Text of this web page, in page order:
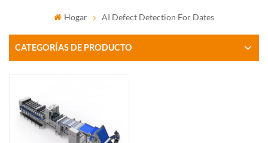
Hogar AI Defect Detection For Dates
CATEGORÍAS DE PRODUCTO